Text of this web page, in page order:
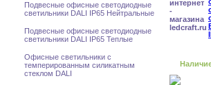
Подвесные офисные светодиодные
светильники DALI IP65 Нейтральные
Подвесные офисные светодиодные
светильники DALI IP65 Теплые
Офисные светильники с
темперированным силикатным
стеклом DALI